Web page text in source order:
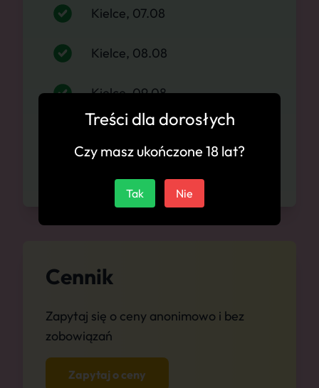
Kielce, 07.08
Kielce, 08.08
Kielce, 09.08
Cennik
Zapytaj się o ceny anonimowo i bez
zobowiązań
Zapytaj o ceny
Treści dla dorosłych
Czy masz ukończone 18 lat?
Tak Nie